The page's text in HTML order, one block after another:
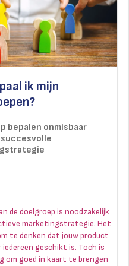
ik mijn
bepalen onmisbaar
de doelgroep is noodzakelijk
marketingstrategie. Het
te denken dat jouw product
geschikt is. Toch is
om goed in kaart te brengen